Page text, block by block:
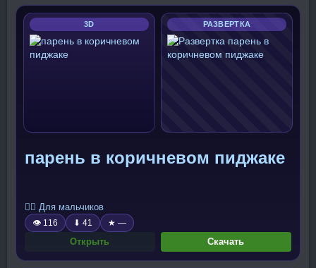
3D РАЗВЕРТКА
парень в коричневом пиджаке
🧍‍♂️ Для мальчиков
👁 116 ⬇ 41 ★ —
Открыть Скачать